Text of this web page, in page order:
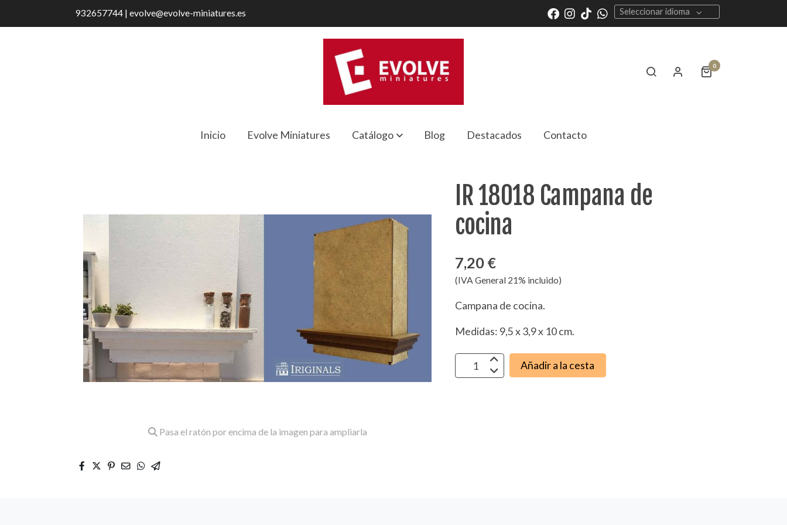
932657744 | evolve@evolve-miniatures.es Seleccionar idioma
0
Inicio Evolve Miniatures Catálogo Blog Destacados Contacto
Pasa el ratón por encima de la imagen para ampliarla
IR 18018 Campana de
cocina
7,20 €
(IVA General 21% incluido)
Campana de cocina.
Medidas: 9,5 x 3,9 x 10 cm.
Añadir a la cesta